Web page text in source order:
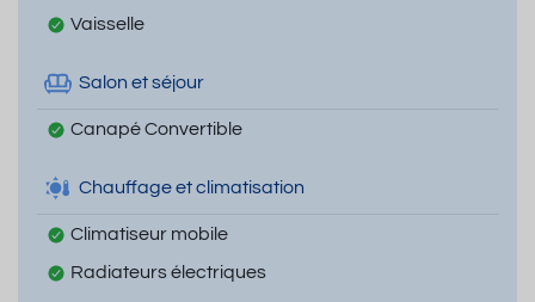
Vaisselle
Salon et séjour
Canapé Convertible
Chauffage et climatisation
Climatiseur mobile
Radiateurs électriques